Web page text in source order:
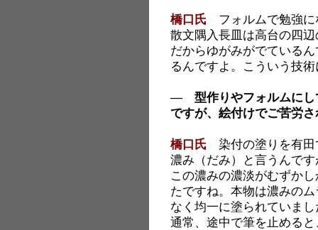
橋口氏 フォルムで勉強に
散文隅入長皿は高台の四
だからゆがみがでている
るんですよ。こういう技
― 型作りやフォルムにし
ですが、絵付けでご苦労
橋口氏 染付の塗りを有田
濃み（だみ）と言うんです
この濃みの濃淡がむずかし
たですね。本物は濃みのム
なく均一に塗られていまし
通常、途中で筆を止めると